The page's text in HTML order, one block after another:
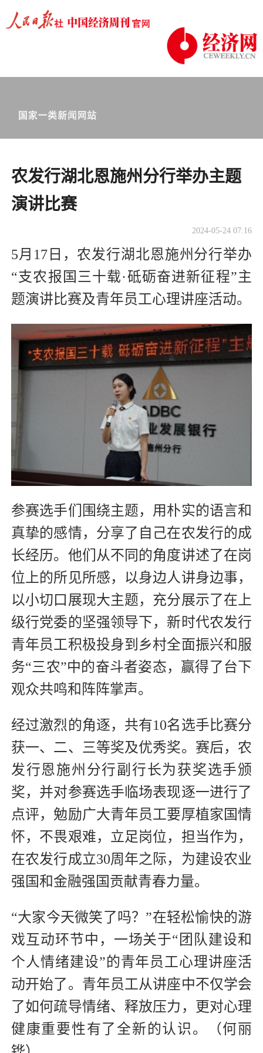
农发行湖北恩施州分行举办主题
演讲比赛
2024-05-24 07:16
5月17日，农发行湖北恩施州分行举办
“支农报国三十载·砥砺奋进新征程”主
题演讲比赛及青年员工心理讲座活动。
参赛选手们围绕主题，用朴实的语言和
真挚的感情，分享了自己在农发行的成
长经历。他们从不同的角度讲述了在岗
位上的所见所感，以身边人讲身边事，
以小切口展现大主题，充分展示了在上
级行党委的坚强领导下，新时代农发行
青年员工积极投身到乡村全面振兴和服
务“三农”中的奋斗者姿态，赢得了台下
观众共鸣和阵阵掌声。
经过激烈的角逐，共有10名选手比赛分
获一、二、三等奖及优秀奖。赛后，农
发行恩施州分行副行长为获奖选手颁
奖，并对参赛选手临场表现逐一进行了
点评，勉励广大青年员工要厚植家国情
怀，不畏艰难，立足岗位，担当作为，
在农发行成立30周年之际，为建设农业
强国和金融强国贡献青春力量。
“大家今天微笑了吗？”在轻松愉快的游
戏互动环节中，一场关于“团队建设和
个人情绪建设”的青年员工心理讲座活
动开始了。青年员工从讲座中不仅学会
了如何疏导情绪、释放压力，更对心理
健康重要性有了全新的认识。（何丽